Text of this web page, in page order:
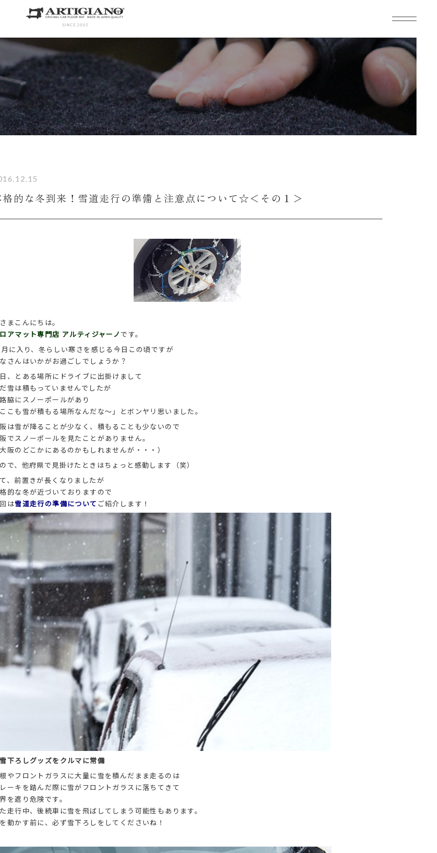
SINCE 2005
格的な冬到来！雪道走行の準備と注意点について☆＜その１＞
まこんにちは。
アマット専門店 アルティジャーノ です。
に入り、冬らしい寒さを感じる今日この頃ですが
さんはいかがお過ごしでしょうか？
、とある場所にドライブに出掛けまして
雪は積もっていませんでしたが
脇にスノーポールがあり
こも雪が積もる場所なんだな～」とボンヤリ思いました。
は雪が降ることが少なく、積もることも少ないので
でスノーポールを見たことがありません。
阪のどこかにあるのかもしれませんが・・・）
で、他府県で見掛けたときはちょっと感動します（笑）
、前置きが長くなりましたが
的な冬が近づいておりますので
は雪道走行の準備について ご紹介します！
下ろしグッズをクルマに常備
やフロントガラスに大量に雪を積んだまま走るのは
ーキを踏んだ際に雪がフロントガラスに落ちてきて
を遮り危険です。
走行中、後続車に雪を飛ばしてしまう可能性もあります。
動かす前に、必ず雪下ろしをしてくださいね！